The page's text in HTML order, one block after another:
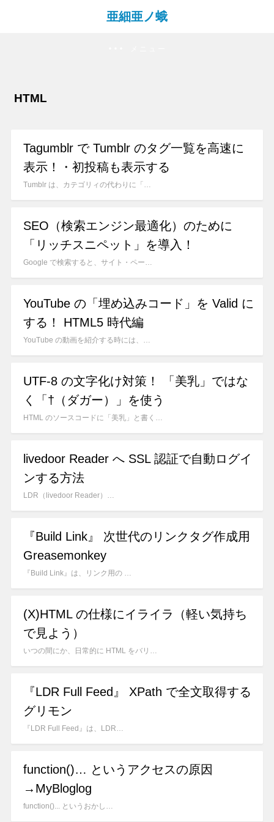
亜細亜ノ蛾
HTML
Tagumblr で Tumblr のタグ一覧を高速に
表示！・初投稿も表示する
Tumblr は、カテゴリィの代わりに「…
SEO（検索エンジン最適化）のために
「リッチスニペット」を導入！
Google で検索すると、サイト・ペー…
YouTube の「埋め込みコード」を Valid に
する！ HTML5 時代編
YouTube の動画を紹介する時には、…
UTF-8 の文字化け対策！ 「美乳」ではな
く「†（ダガー）」を使う
HTML のソースコードに「美乳」と書く…
livedoor Reader へ SSL 認証で自動ログイ
ンする方法
LDR（livedoor Reader）…
『Build Link』 次世代のリンクタグ作成用
Greasemonkey
『Build Link』は、リンク用の …
(X)HTML の仕様にイライラ（軽い気持ち
で見よう）
いつの間にか、日常的に HTML をバリ…
『LDR Full Feed』 XPath で全文取得する
グリモン
『LDR Full Feed』は、LDR…
function()… というアクセスの原因
→MyBloglog
function()... というおかし…